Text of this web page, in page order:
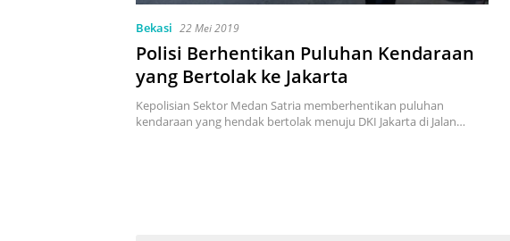
Bekasi 22 Mei 2019
Polisi Berhentikan Puluhan Kendaraan
yang Bertolak ke Jakarta
Kepolisian Sektor Medan Satria memberhentikan puluhan
kendaraan yang hendak bertolak menuju DKI Jakarta di Jalan…